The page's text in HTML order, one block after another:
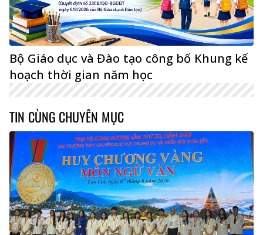
Bộ Giáo dục và Đào tạo công bố Khung kế
hoạch thời gian năm học
TIN CÙNG CHUYÊN MỤC